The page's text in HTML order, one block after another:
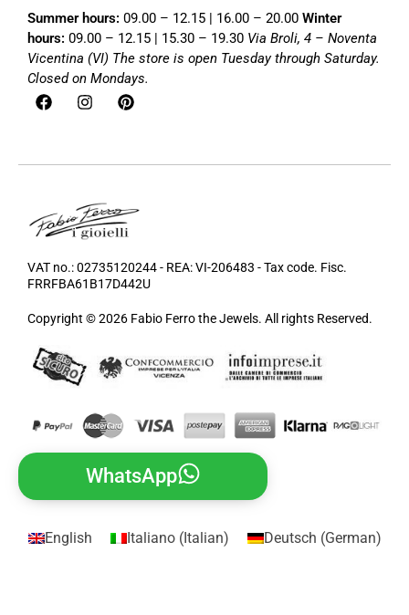
Summer hours: 09.00 – 12.15 | 16.00 – 20.00 Winter
hours: 09.00 – 12.15 | 15.30 – 19.30 Via Broli, 4 – Noventa
Vicentina (VI) The store is open Tuesday through Saturday.
Closed on Mondays.
VAT no.: 02735120244 - REA: VI-206483 - Tax code. Fisc.
FRRFBA61B17D442U
Copyright © 2026 Fabio Ferro the Jewels. All rights Reserved.
WhatsApp
English Italiano(Italian) Deutsch (German)